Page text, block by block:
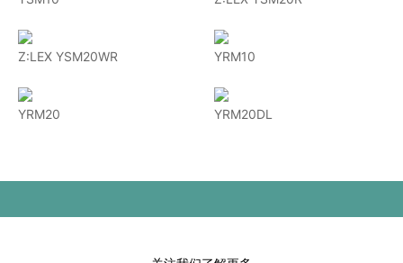
Z:LEX YSM20WR YRM10
YRM20 YRM20DL